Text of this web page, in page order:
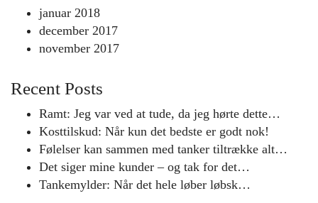
januar 2018
december 2017
november 2017
Recent Posts
Ramt: Jeg var ved at tude, da jeg hørte dette…
Kosttilskud: Når kun det bedste er godt nok!
Følelser kan sammen med tanker tiltrække alt…
Det siger mine kunder – og tak for det…
Tankemylder: Når det hele løber løbsk…